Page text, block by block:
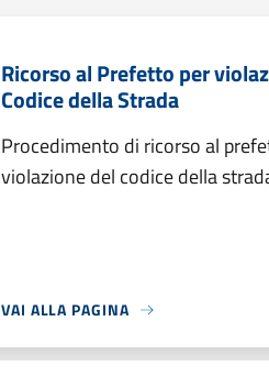
Ricorso al Prefetto per
Codice della Strada
Procedimento di ricorso al
violazione del codice della
VAI ALLA PAGINA